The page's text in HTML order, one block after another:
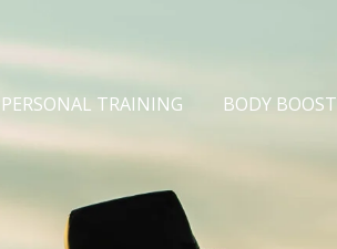
PERSONAL TRAINING BODY BOOST